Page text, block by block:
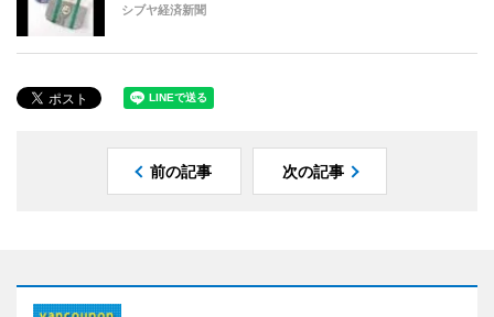
シブヤ経済新聞
前の記事 次の記事